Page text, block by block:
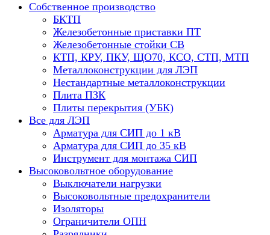
Собственное производство
БКТП
Железобетонные приставки ПТ
Железобетонные стойки СВ
КТП, КРУ, ПКУ, ЩО70, КСО, СТП, МТП
Металлоконструкции для ЛЭП
Нестандартные металлоконструкции
Плита ПЗК
Плиты перекрытия (УБК)
Все для ЛЭП
Арматура для СИП до 1 кВ
Арматура для СИП до 35 кВ
Инструмент для монтажа СИП
Высоковольтное оборудование
Выключатели нагрузки
Высоковольтные предохранители
Изоляторы
Ограничители ОПН